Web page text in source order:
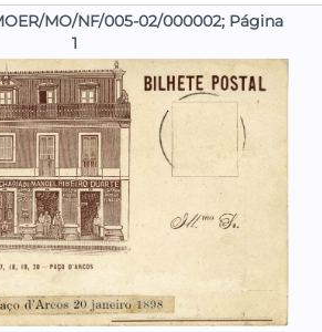
MO/NF/005-02/000002; Página
1